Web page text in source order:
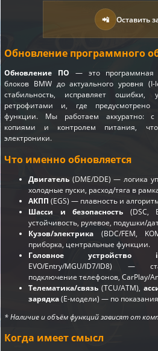
📲 Оставить
Обновление программного
Обновление ПО — это программная
блоков BMW до актуального уровня
стабильность, исправляет ошибки,
ретрофитами и, где предусмотрено
функции. Мы работаем аккуратно: с
копиями и контролем питания,
электроники.
Что именно обновляется
Двигатель (DME/DDE) — логика
холодные пуски, расход/тяга в
АКПП (EGS) — плавность и
Шасси и безопасность (DSC,
устойчивость, рулевое, подушки/
Кузов/электрика (BDC/FEM,
приборка, центральные функции.
Головное устройство
EVO/Entry/MGU/ID7/ID8) —
подключение телефонов, CarPlay/
Телематика/связь (TCU/ATM),
зарядка(E-модели) — по
* Наличие и объём функций зависят от
Когда имеет смысл